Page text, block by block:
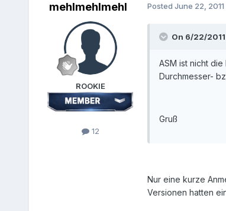
mehlmehlmehl
ROOKIE
12
Posted June 22, 2011
On 6/22/
ASM ist nicht
Durchmesser-
Gruß
Nur eine kurze
Versionen hatten